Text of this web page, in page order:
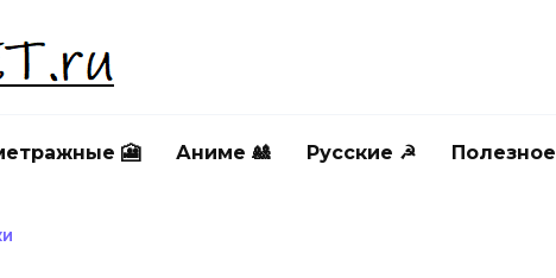
🎦 Аниме 🎎 Русские ☭ Полезное